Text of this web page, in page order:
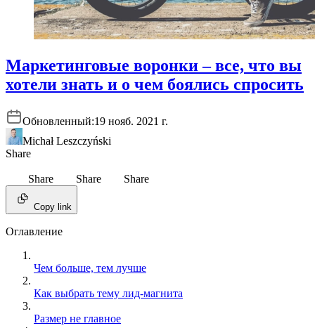
Маркетинговые воронки – все, что вы
хотели знать и о чем боялись спросить
Обновленный:19 нояб. 2021 г.
Michał Leszczyński
Share
Share Share Share
Copy link
Оглавление
Чем больше, тем лучше
Как выбрать тему лид-магнита
Размер не главное